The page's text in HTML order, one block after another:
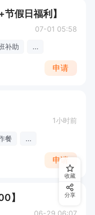
假日福利】
07-01 05:58
补助 ...
申请
1小时前
餐 ...
申请
】
06-29 06:07
收藏
分享